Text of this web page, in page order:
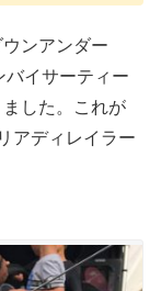
ンアンダー
バイサーティー
した。これが
アディレイラー